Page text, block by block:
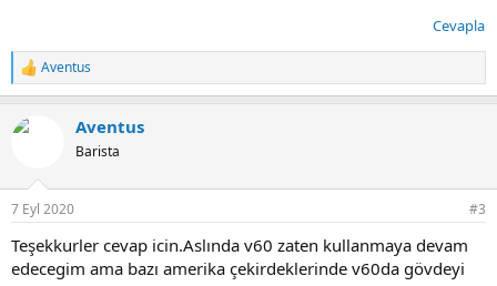
Cevapla
T
e
k
Aventus
Aventus
Barista
7 Eyl 2020 #3
Teşekkurler cevap icin.Aslında v60 zaten kullanmaya devam
edecegim ama bazı amerika çekirdeklerinde v60da gövdeyi